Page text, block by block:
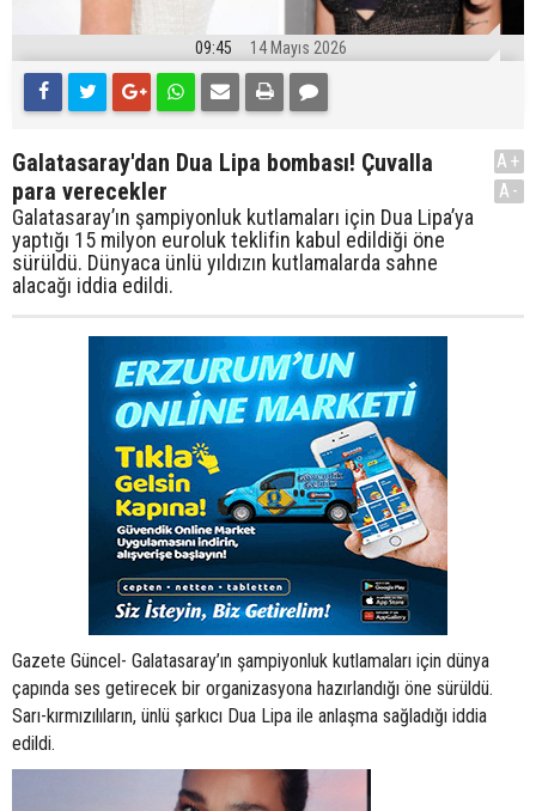
09:45 14 Mayıs 2026
Galatasaray'dan Dua Lipa bombası! Çuvalla
para verecekler
Galatasaray’ın şampiyonluk kutlamaları için Dua Lipa’ya
yaptığı 15 milyon euroluk teklifin kabul edildiği öne
sürüldü. Dünyaca ünlü yıldızın kutlamalarda sahne
alacağı iddia edildi.
A+
A-
Gazete Güncel- Galatasaray’ın şampiyonluk kutlamaları için dünya
çapında ses getirecek bir organizasyona hazırlandığı öne sürüldü.
Sarı-kırmızılıların, ünlü şarkıcı Dua Lipa ile anlaşma sağladığı iddia
edildi.